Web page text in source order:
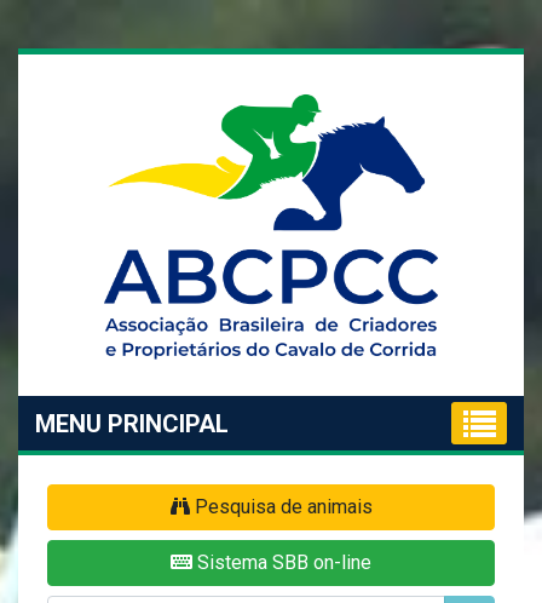
MENU PRINCIPAL
Pesquisa de animais
Sistema SBB on-line